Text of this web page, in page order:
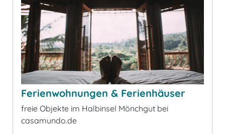
Ferienwohnungen & Ferienhäuser
freie Objekte im Halbinsel Mönchgut bei
casamundo.de